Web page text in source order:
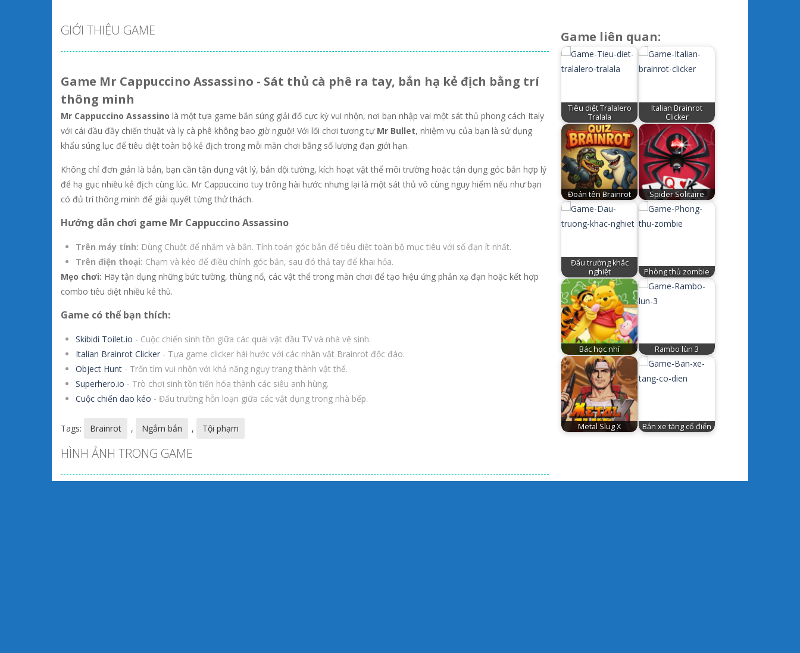
GIỚI THIỆU GAME
Game Mr Cappuccino Assassino - Sát thủ cà phê ra tay, bắn hạ kẻ địch bằng trí
thông minh
Mr Cappuccino Assassino là một tựa game bắn súng giải đố cực kỳ vui nhộn, nơi bạn nhập vai một sát thủ phong cách Italy
với cái đầu đầy chiến thuật và ly cà phê không bao giờ nguội! Với lối chơi tương tự Mr Bullet, nhiệm vụ của bạn là sử dụng
khẩu súng lục để tiêu diệt toàn bộ kẻ địch trong mỗi màn chơi bằng số lượng đạn giới hạn.
Không chỉ đơn giản là bắn, bạn cần tận dụng vật lý, bắn dội tường, kích hoạt vật thể môi trường hoặc tận dụng góc bắn hợp lý
để hạ gục nhiều kẻ địch cùng lúc. Mr Cappuccino tuy trông hài hước nhưng lại là một sát thủ vô cùng nguy hiểm nếu như bạn
có đủ trí thông minh để giải quyết từng thử thách.
Hướng dẫn chơi game Mr Cappuccino Assassino
Trên máy tính: Dùng Chuột để nhắm và bắn. Tính toán góc bắn để tiêu diệt toàn bộ mục tiêu với số đạn ít nhất.
Trên điện thoại: Chạm và kéo để điều chỉnh góc bắn, sau đó thả tay để khai hỏa.
Mẹo chơi: Hãy tận dụng những bức tường, thùng nổ, các vật thể trong màn chơi để tạo hiệu ứng phản xạ đạn hoặc kết hợp
combo tiêu diệt nhiều kẻ thù.
Game có thể bạn thích:
Skibidi Toilet.io - Cuộc chiến sinh tồn giữa các quái vật đầu TV và nhà vệ sinh.
Italian Brainrot Clicker - Tựa game clicker hài hước với các nhân vật Brainrot độc đáo.
Object Hunt - Trốn tìm vui nhộn với khả năng ngụy trang thành vật thể.
Superhero.io - Trò chơi sinh tồn tiến hóa thành các siêu anh hùng.
Cuộc chiến dao kéo - Đấu trường hỗn loạn giữa các vật dụng trong nhà bếp.
Tags: Brainrot , Ngắm bắn , Tội phạm
HÌNH ẢNH TRONG GAME
Game liên quan:
Tiêu diệt Tralalero
Tralala
Italian Brainrot
Clicker
Đoán tên Brainrot Spider Solitaire
Đấu trường khắc
nghiệt
Phòng thủ zombie
Bác học nhí Rambo lùn 3
Metal Slug X Bắn xe tăng cổ điển